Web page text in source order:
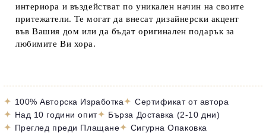
интериора и въздействат по уникален начин на своите
притежатели. Те могат да внесат дизайнерски акцент
във Вашия дом или да бъдат оригинален подарък за
любимите Ви хора.
✦ 100% Авторска Изработка✦ Сертификат от автора
✦ Над 10 години опит✦ Бърза Доставка (2-10 дни)
✦ Преглед преди Плащане✦ Сигурна Опаковка